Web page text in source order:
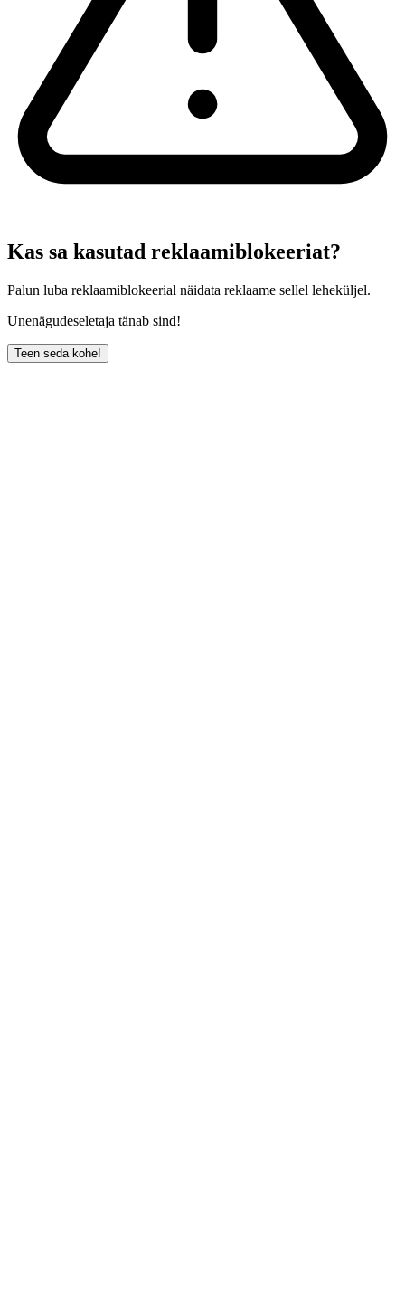
Kas sa kasutad reklaamiblokeeriat?
Palun luba reklaamiblokeerial näidata reklaame sellel leheküljel.
Unenägudeseletaja tänab sind!
Teen seda kohe!